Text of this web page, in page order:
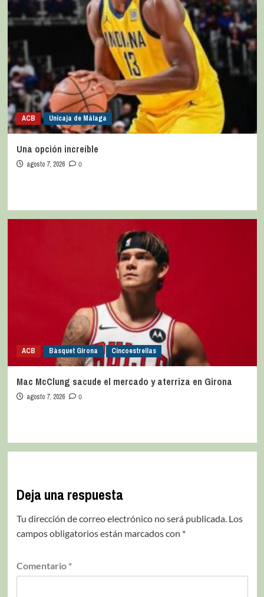
ACB Unicaja de Málaga
Una opción increíble
agosto 7, 2026 0
ACB Bàsquet Girona Cincoestrellas
Mac McClung sacude el mercado y aterriza en Girona
agosto 7, 2026 0
Deja una respuesta
Tu dirección de correo electrónico no será publicada. Los
campos obligatorios están marcados con *
Comentario *